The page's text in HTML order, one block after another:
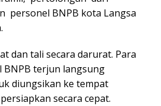
personel BNPB kota Langsa
dan tali secara darurat. Para
BNPB terjun langsung
diungsikan ke tempat
secara cepat.